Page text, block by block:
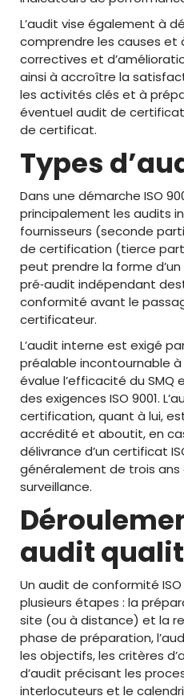
L’audit vise également à
comprendre les causes et
correctives et
ainsi à accroître la
les activités clés et à
éventuel audit de
de certificat.
Types
Dans une démarche ISO
principalement les audits
fournisseurs (seconde
de certification (tierce
peut prendre la forme
pré‑audit indépendant
conformité avant le
certificateur.
L’audit interne est exigé
préalable incontournable
évalue l’efficacité du
des exigences ISO 9001.
certification, quant à lui,
accrédité et aboutit, en
délivrance d’un certificat
généralement de trois
surveillance.
audit
Un audit de conformité ISO
plusieurs étapes : la
site (ou à distance) et la
phase de préparation,
les objectifs, les critères
d’audit précisant les
interlocuteurs et le